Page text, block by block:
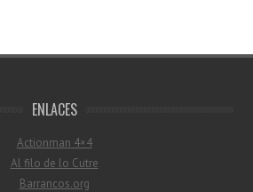
ENLACES
Actionman 4×4
Al filo de lo Cutre
Barrancos.org